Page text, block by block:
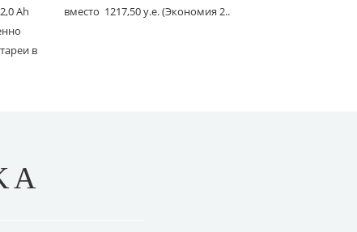
Ah
в
вместо 1217,50 у.е. (Экономия 2..